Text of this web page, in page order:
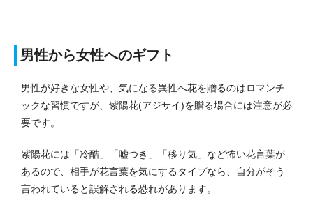
男性から女性へのギフト
男性が好きな女性や、気になる異性へ花を贈るのはロマンチ
ックな習慣ですが、紫陽花(アジサイ)を贈る場合には注意が必
要です。
紫陽花には「冷酷」「嘘つき」「移り気」など怖い花言葉が
あるので、相手が花言葉を気にするタイプなら、自分がそう
言われていると誤解される恐れがあります。